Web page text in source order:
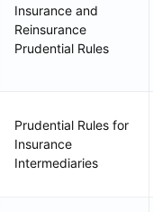
Insurance and
Reinsurance
Prudential Rules
Prudential Rules for
Insurance
Intermediaries